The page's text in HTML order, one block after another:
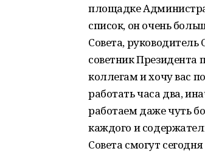
площадке
список, он очень
Совета, руководитель
советник Президента
коллегам и хочу вас
работать часа два,
работаем даже чуть
каждого и
Совета смогут